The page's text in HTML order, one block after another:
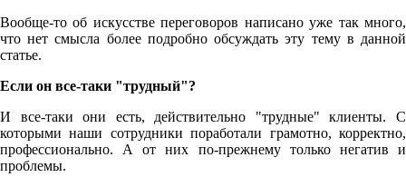
Вообще-то об искусстве переговоров написано уже так много,
что нет смысла более подробно обсуждать эту тему в данной
статье.
Если он все-таки "трудный"?
И все-таки они есть, действительно "трудные" клиенты. С
которыми наши сотрудники поработали грамотно, корректно,
профессионально. А от них по-прежнему только негатив и
проблемы.